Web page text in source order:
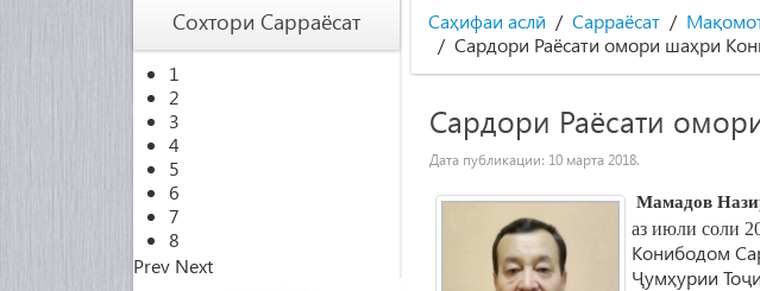
Саҳифаи аслӣ Сарраёсат
Сардори Раёсати омори шаҳри
Сардори Раёсати
Дата публикации: 10 марта 2018.
Мамадов
аз июли соли
Конибодом
Ҷумҳурии
Сохтори Сарраёсат
1
2
3
4
5
6
7
8
Prev Next